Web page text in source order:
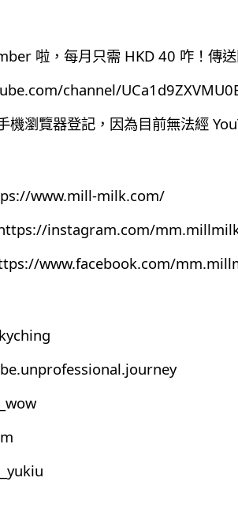
啦，每月只需 HKD 40 咋！傳送
channel/
機瀏覽器登記，因為目前無法經
www.mill-milk.com/
instagram.com/
www.facebook.com/